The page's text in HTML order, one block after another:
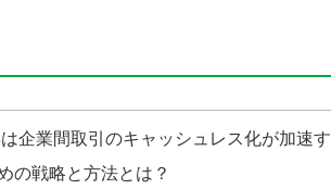
企業間取引のキャッシュレス化が加速
の戦略と方法とは？